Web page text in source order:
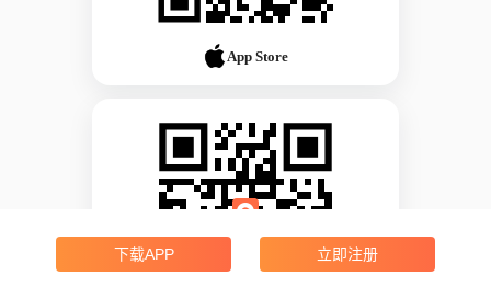
App Store
下载APP 立即注册